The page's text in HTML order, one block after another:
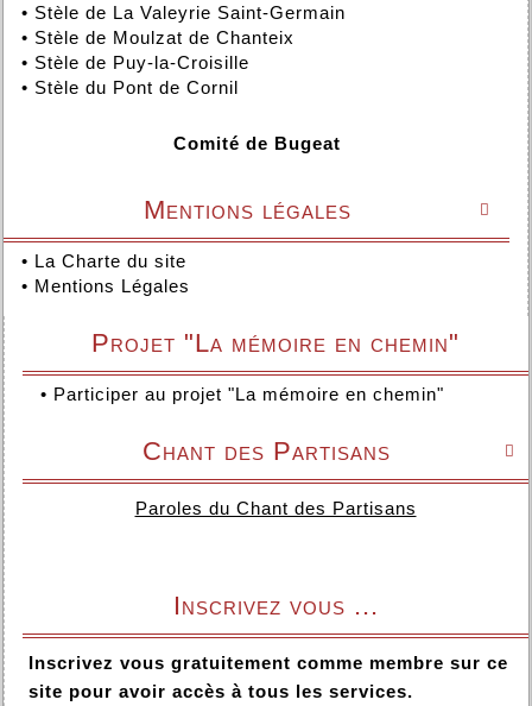
• Stèle de La Valeyrie Saint-Germain
• Stèle de Moulzat de Chanteix
• Stèle de Puy-la-Croisille
• Stèle du Pont de Cornil
Comité de Bugeat

Mentions légales
• La Charte du site
• Mentions Légales
Projet "La mémoire en chemin"
• Participer au projet "La mémoire en chemin"

Chant des Partisans
Paroles du Chant des Partisans
Inscrivez vous ...
Inscrivez vous gratuitement comme membre sur ce
site pour avoir accès à tous les services.